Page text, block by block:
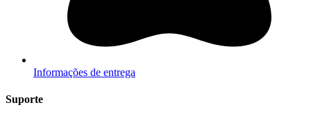
Informações de entrega
Suporte